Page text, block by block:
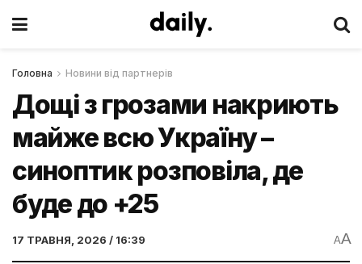
Головна Новини від партнерів
Дощі з грозами накриють
майже всю Україну –
синоптик розповіла, де
буде до +25
17 ТРАВНЯ, 2026 / 16:39 AA